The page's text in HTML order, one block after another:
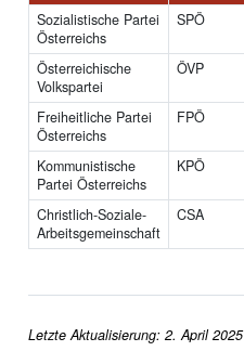
Sozialistische Partei
Österreichs
SPÖ
Österreichische
Volkspartei
ÖVP
Freiheitliche Partei
Österreichs
FPÖ
Kommunistische
Partei Österreichs
KPÖ
Christlich-Soziale-
Arbeitsgemeinschaft
CSA
Letzte Aktualisierung: 2. April 2025